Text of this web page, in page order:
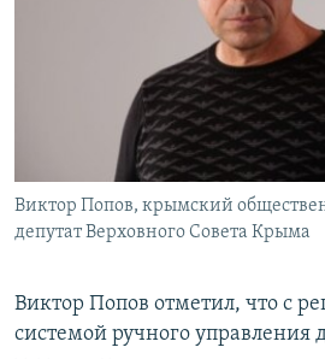
Виктор Попов, крымский
депутат Верховного Совета Крыма
Виктор Попов отметил, что с
системой ручного управления